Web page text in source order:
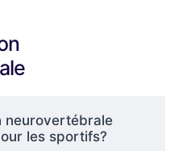
neurovertébrale
les sportifs?